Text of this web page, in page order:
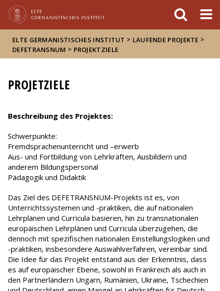
ELTE GERMANISTISCHES INSTITUT > LAUFENDE PROJEKTE >
DEFETRANSNUM > PROJEKTZIELE
PROJETZIELE
Beschreibung des Projektes:
Schwerpunkte:
Fremdsprachenunterricht und –erwerb
Aus- und Fortbildung von Lehrkräften, Ausbildern und
anderem Bildungspersonal
Pädagogik und Didaktik
Das Ziel des DEFETRANSNUM-Projekts ist es, von
Unterrichtssystemen und -praktiken, die auf nationalen
Lehrplänen und Curricula basieren, hin zu transnationalen
europäischen Lehrplänen und Curricula überzugehen, die
dennoch mit spezifischen nationalen Einstellungslogiken und
-praktiken, insbesondere Auswahlverfahren, vereinbar sind.
Die Idee für das Projekt entstand aus der Erkenntnis, dass
es auf europäischer Ebene, sowohl in Frankreich als auch in
den Partnerländern Ungarn, Rumänien, Ukraine, Tschechien